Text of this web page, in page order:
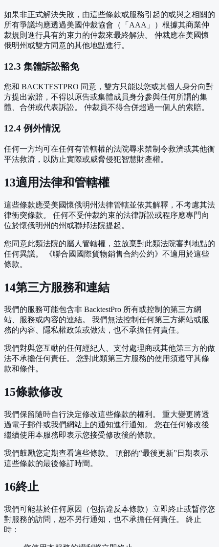
如果非正式解決失敗，由這些條款或服務引起的或與之相關的
所有爭議均應透過美國仲裁協會（「AAA」）根據其商業仲
裁規則進行具有約束力的仲裁來最終解決。 仲裁應在美國懷
俄明州或雙方同意的其他地點進行。
12.3 集體訴訟豁免
您和 BACKTESTPRO 同意，雙方只能以您或其個人身分向對
方提出索賠，不得以原告或集體成員身分參與任何所謂的集
體、合併或代表訴訟。 仲裁員不得合併超過一個人的索賠。
12.4 例外情況
任何一方均可在任何有管轄權的法院尋求禁制令救濟或其他衡
平法救濟，以防止實際或威脅侵犯智慧財產權。
13適用法律和管轄權
這些條款應受美國懷俄明州法律管轄並依其解釋，不考慮其法
律衝突條款。 任何不受仲裁約束的法律訴訟或程序應專門向
位於懷俄明州的州或聯邦法院提起。
您同意此類法院的屬人管轄權，並放棄對此類法院審判地點的
任何異議。 《聯合國國際貨物銷售合約公約》不適用於這些
條款。
14第三方服務和連結
我們的服務可能包含非 BacktestPro 所有或控制的第三方網
站、服務或內容的連結。 我們無法控制任何第三方網站或服
務的內容、隱私權政策或做法，也不承擔任何責任。
我們對與您互動的任何經紀人、支付處理商或其他第三方的做
法不承擔任何責任。 您對此類第三方服務的使用須遵守其條
款和條件。
15條款修改
我們保留隨時自行決定修改這些條款的權利。 重大變更將透
過電子郵件或我們網站上的通知進行通知。 您在任何修改後
繼續使用本服務即表示您接受修改後的條款。
我們鼓勵您定期查看這些條款。 頂部的“最後更新”日期表示
這些條款的最後修訂時間。
16終止
我們可能基於任何原因（包括違反本條款）立即終止或暫停您
對服務的訪問，恕不另行通知，也不承擔任何責任。 終止
時：